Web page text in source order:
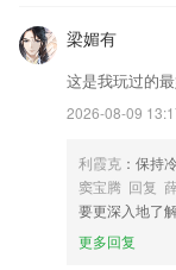
新增支持鼎鼎大名的
联系我们
以上就是sg飞艇网手
化修改。
梁媚有
这是我玩过的
2026-08-09
利霞克 ：保持
窦宝腾 回复
要更深入地了
更多回复